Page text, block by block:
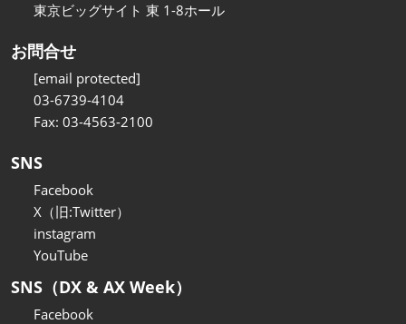
東京ビッグサイト 東 1-8ホール
お問合せ
[email protected]
03-6739-4104
Fax: 03-4563-2100
SNS
Facebook
X（旧:Twitter）
instagram
YouTube
SNS（DX & AX Week）
Facebook